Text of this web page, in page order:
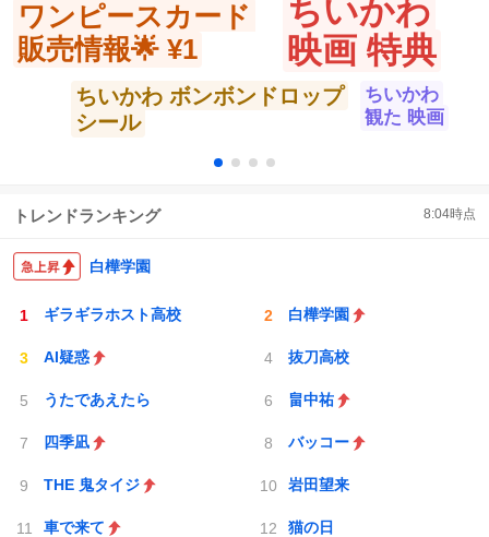
ちいかわ
映画 特典
ワンピースカード
販売情報🌟 ¥1
ちいかわ ボンボンドロップ
シール
ちいかわ
観た 映画
トレンドランキング 8:04時点
白樺学園
ギラギラホスト高校 白樺学園
AI疑惑 抜刀高校
うたであえたら 畠中祐
四季凪 バッコー
THE 鬼タイジ 岩田望来
車で来て 猫の日